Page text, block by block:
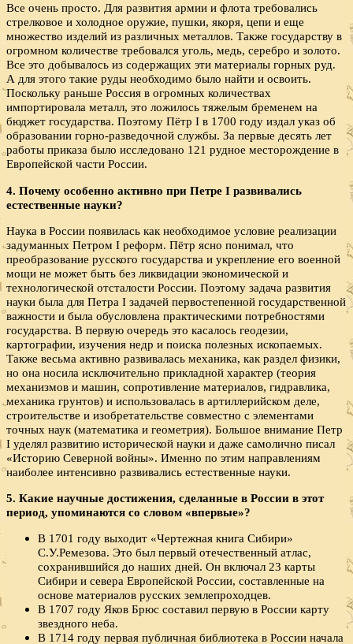
Все очень просто. Для развития армии и флота требовались
стрелковое и холодное оружие, пушки, якоря, цепи и еще
множество изделий из различных металлов. Также государству в
огромном количестве требовался уголь, медь, серебро и золото.
Все это добывалось из содержащих эти материалы горных руд.
А для этого такие руды необходимо было найти и освоить.
Поскольку раньше Россия в огромных количествах
импортировала металл, это ложилось тяжелым бременем на
бюджет государства. Поэтому Пётр I в 1700 году издал указ об
образовании горно-разведочной службы. За первые десять лет
работы приказа было исследовано 121 рудное месторождение в
Европейской части России.
4. Почему особенно активно при Петре I развивались
естественные науки?
Наука в России появилась как необходимое условие реализации
задуманных Петром I реформ. Пётр ясно понимал, что
преобразование русского государства и укрепление его военной
мощи не может быть без ликвидации экономической и
технологической отсталости России. Поэтому задача развития
науки была для Петра I задачей первостепенной государственной
важности и была обусловлена практическими потребностями
государства. В первую очередь это касалось геодезии,
картографии, изучения недр и поиска полезных ископаемых.
Также весьма активно развивалась механика, как раздел физики,
но она носила исключительно прикладной характер (теория
механизмов и машин, сопротивление материалов, гидравлика,
механика грунтов) и использовалась в артиллерийском деле,
строительстве и изобретательстве совместно с элементами
точных наук (математика и геометрия). Большое внимание Петр
I уделял развитию исторической науки и даже самолично писал
«Историю Северной войны». Именно по этим направлениям
наиболее интенсивно развивались естественные науки.
5. Какие научные достижения, сделанные в России в этот
период, упоминаются со словом «впервые»?
В 1701 году выходит «Чертежная книга Сибири»
С.У.Ремезова. Это был первый отечественный атлас,
сохранившийся до наших дней. Он включал 23 карты
Сибири и севера Европейской России, составленные на
основе материалов русских землепроходцев.
В 1707 году Яков Брюс составил первую в России карту
звездного неба.
В 1714 году первая публичная библиотека в России начала